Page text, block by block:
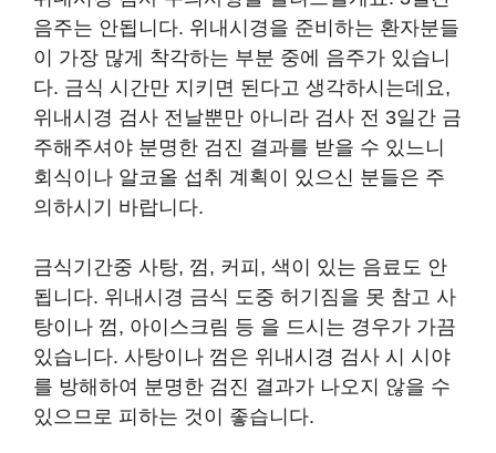
음주는 안됩니다. 위내시경을 준비하는 환자분들
이 가장 많게 착각하는 부분 중에 음주가 있습니
다. 금식 시간만 지키면 된다고 생각하시는데요,
위내시경 검사 전날뿐만 아니라 검사 전 3일간 금
주해주셔야 분명한 검진 결과를 받을 수 있느니
회식이나 알코올 섭취 계획이 있으신 분들은 주
의하시기 바랍니다.
금식기간중 사탕, 껌, 커피, 색이 있는 음료도 안
됩니다. 위내시경 금식 도중 허기짐을 못 참고 사
탕이나 껌, 아이스크림 등 을 드시는 경우가 가끔
있습니다. 사탕이나 껌은 위내시경 검사 시 시야
를 방해하여 분명한 검진 결과가 나오지 않을 수
있으므로 피하는 것이 좋습니다.